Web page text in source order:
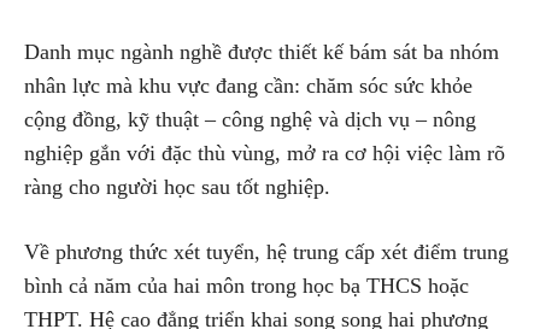
Danh mục ngành nghề được thiết kế bám sát ba nhóm
nhân lực mà khu vực đang cần: chăm sóc sức khỏe
cộng đồng, kỹ thuật – công nghệ và dịch vụ – nông
nghiệp gắn với đặc thù vùng, mở ra cơ hội việc làm rõ
ràng cho người học sau tốt nghiệp.
Về phương thức xét tuyển, hệ trung cấp xét điểm trung
bình cả năm của hai môn trong học bạ THCS hoặc
THPT. Hệ cao đẳng triển khai song song hai phương